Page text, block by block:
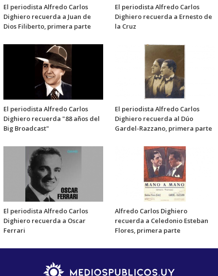
El periodista Alfredo Carlos
Dighiero recuerda a Juan de
Dios Filiberto, primera parte
El periodista Alfredo Carlos
Dighiero recuerda a Ernesto de
la Cruz
El periodista Alfredo Carlos
Dighiero recuerda "88 años del
Big Broadcast"
El periodista Alfredo Carlos
Dighiero recuerda al Dúo
Gardel-Razzano, primera parte
El periodista Alfredo Carlos
Dighiero recuerda a Oscar
Ferrari
Alfredo Carlos Dighiero
recuerda a Celedonio Esteban
Flores, primera parte